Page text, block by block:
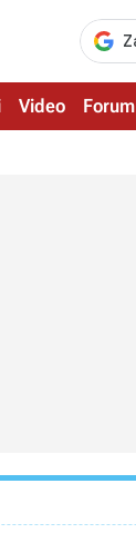
Video Forum